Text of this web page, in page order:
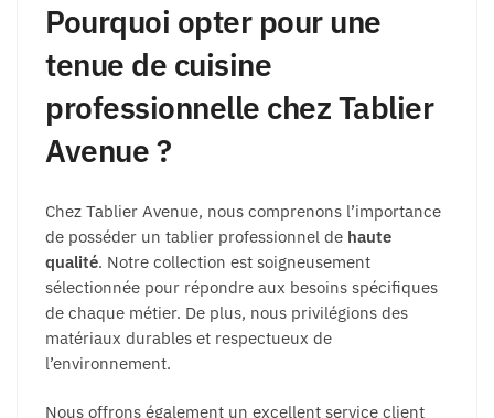
Pourquoi opter pour une
tenue de cuisine
professionnelle chez Tablier
Avenue ?
Chez Tablier Avenue, nous comprenons l’importance
de posséder un tablier professionnel de haute
qualité. Notre collection est soigneusement
sélectionnée pour répondre aux besoins spécifiques
de chaque métier. De plus, nous privilégions des
matériaux durables et respectueux de
l’environnement.
Nous offrons également un excellent service client